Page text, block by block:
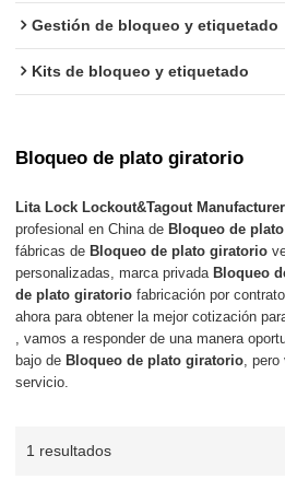
Gestión de bloqueo y etiquetado
Kits de bloqueo y etiquetado
Bloqueo de plato giratorio
Lita Lock Lockout&Tagout Manufacturer
profesional en China de Bloqueo de
fábricas de Bloqueo de plato giratorio
personalizadas, marca privada Bloqueo
de plato giratorio fabricación por
ahora para obtener la mejor cotización
, vamos a responder de una manera
bajo de Bloqueo de plato giratorio ,
servicio.
1 resultados